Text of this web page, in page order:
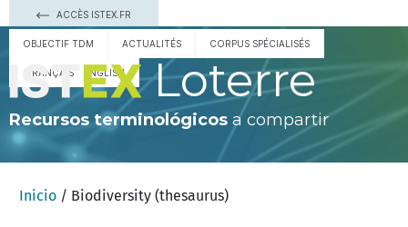
ACCÈS ISTEX.FR
OBJECTIF TDM ACTUALITÉS CORPUS SPÉCIALISÉS
FRANÇAIS ENGLISH Loterre
Recursos terminológicos a compartir
Inicio / Biodiversity (thesaurus)